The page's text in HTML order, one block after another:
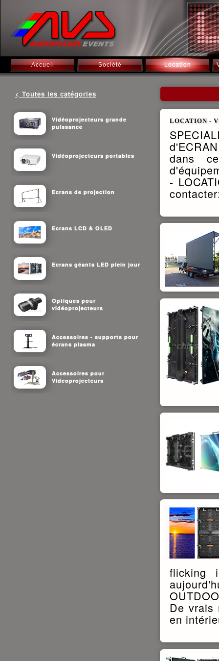
Accueil Société Location
< Toutes les catégories
Vidéoprojecteurs grande
puissance
Vidéoprojecteurs portables
Ecrans de projection
Ecrans LCD & OLED
Ecrans géants LED plein jour
Optiques pour
vidéoprojecteurs
Accessoires - supports pour
écrans plasma
Accessoires pour
Videoprojecteurs
LOCATION -
dans
-
flicking
De vrais
en